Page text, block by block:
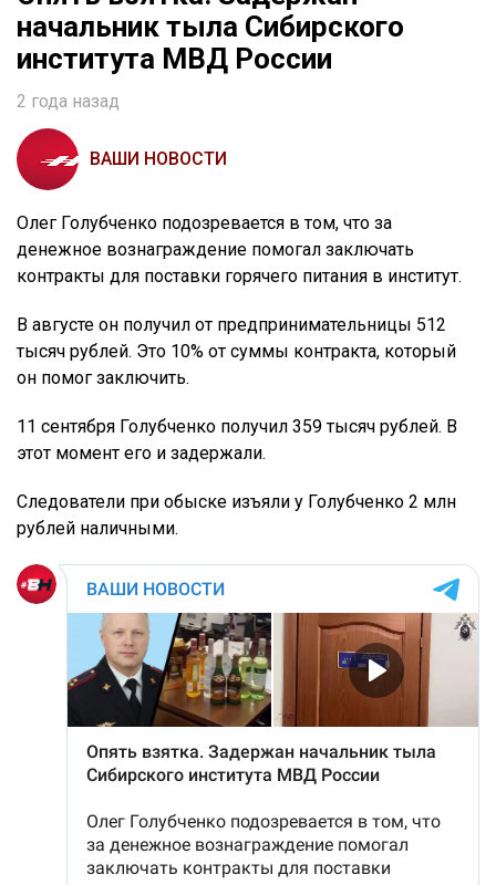
начальник тыла Сибирского
института МВД России
2 года назад
ВАШИ НОВОСТИ
Олег Голубченко подозревается в том, что за
денежное вознаграждение помогал заключать
контракты для поставки горячего питания в институт.
В августе он получил от предпринимательницы 512
тысяч рублей. Это 10% от суммы контракта, который
он помог заключить.
11 сентября Голубченко получил 359 тысяч рублей. В
этот момент его и задержали.
Следователи при обыске изъяли у Голубченко 2 млн
рублей наличными.